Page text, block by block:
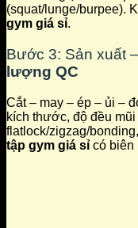
(squat/lunge/burpee).
gym giá sỉ.
Bước 3: Sản xuất
lượng QC
Cắt – may – ép – ủi –
kích thước, độ đều
flatlock/zigzag/
tập gym giá sỉ có biên